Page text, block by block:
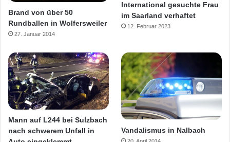
Brand von über 50
Rundballen in Wolfersweiler
27. Januar 2014
International gesuchte Frau
im Saarland verhaftet
12. Februar 2023
Mann auf L244 bei Sulzbach
nach schwerem Unfall in
Vandalismus in Nalbach